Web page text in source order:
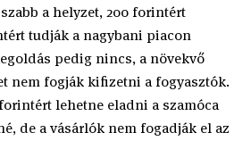
a helyzet, 200 forintért
tudják a nagybani piacon
pedig nincs, a növekvő
nem fogják kifizetni a fogyasztók.
lehetne eladni a szamóca
de a vásárlók nem fogadják el az